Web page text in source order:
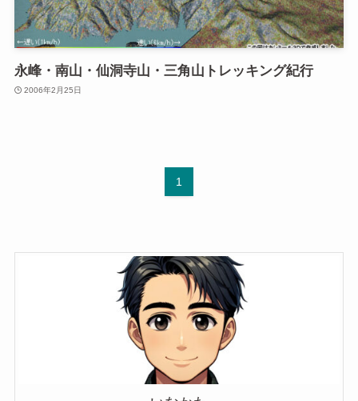
永峰・南山・仙洞寺山・三角山トレッキング紀行
2006年2月25日
1